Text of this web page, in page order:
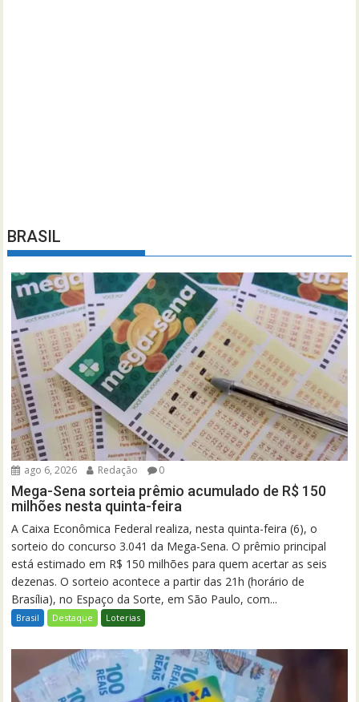
BRASIL
ago 6, 2026 Redação 0
Mega-Sena sorteia prêmio acumulado de R$ 150
milhões nesta quinta-feira
A Caixa Econômica Federal realiza, nesta quinta-feira (6), o
sorteio do concurso 3.041 da Mega-Sena. O prêmio principal
está estimado em R$ 150 milhões para quem acertar as seis
dezenas. O sorteio acontece a partir das 21h (horário de
Brasília), no Espaço da Sorte, em São Paulo, com...
Brasil Destaque Loterias